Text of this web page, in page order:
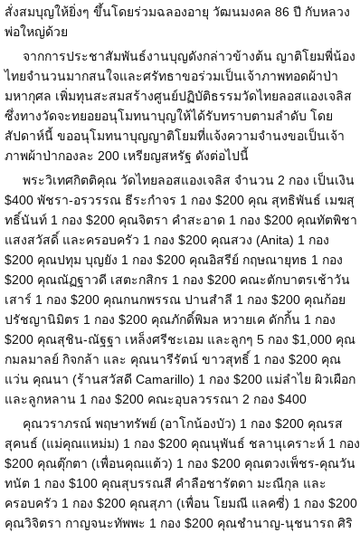
สั่งสมบุญให้ยิ่งๆ ขึ้นโดยร่วมฉลองอายุ วัฒนมงคล 86 ปี กับหลวง
พ่อใหญ่ด้วย
จากการประชาสัมพันธ์งานบุญดังกล่าวข้างต้น ญาติโยมพี่น้อง
ไทยจำนวนมากสนใจและศรัทธาขอร่วมเป็นเจ้าภาพทอดผ้าป่า
มหากุศล เพิ่มทุนสะสมสร้างศูนย์ปฏิบัติธรรมวัดไทยลอสแองเจลิส
ซึ่งทางวัดจะทยอยอนุโมทนาบุญให้ได้รับทราบตามลำดับ โดย
สัปดาห์นี้ ขออนุโมทนาบุญญาติโยมที่แจ้งความจำนงขอเป็นเจ้า
ภาพผ้าป่ากองละ 200 เหรียญสหรัฐ ดังต่อไปนี้
พระวิเทศกิตติคุณ วัดไทยลอสแองเจลิส จำนวน 2 กอง เป็นเงิน
$400 พัชรา-อรวรรณ ธีระกำจร 1 กอง $200 คุณ สุทธิพันธ์ เมฆสุ
ทธิ์นันท์ 1 กอง $200 คุณจิตรา คำสะอาด 1 กอง $200 คุณทัตพิชา
แสงสวัสดิ์ และครอบครัว 1 กอง $200 คุณสวง (Anita) 1 กอง
$200 คุณปทุม บุญยัง 1 กอง $200 คุณอิสรีย์ กฤษณายุทธ 1 กอง
$200 คุณณัฏฐาวดี เสตะกสิกร 1 กอง $200 คณะตักบาตรเช้าวัน
เสาร์ 1 กอง $200 คุณกนกพรรณ ปานสำลี 1 กอง $200 คุณก้อย
ปรัชญานิมิตร 1 กอง $200 คุณภักดิ์พิมล หวายเค ดักกิ้น 1 กอง
$200 คุณสุชิน-ณัฐฐา เหล็งศรีชะเอม และลูกๆ 5 กอง $1,000 คุณ
กมลมาลย์ กิจกล้า และ คุณนารีรัตน์ ขาวสุทธิ์ 1 กอง $200 คุณ
แว่น คุณนา (ร้านสวัสดี Camarillo) 1 กอง $200 แม่ลำไย ผิวเผือก
และลูกหลาน 1 กอง $200 คณะอุบลวรรณา 2 กอง $400
คุณวราภรณ์ พฤษาทรัพย์ (อาโกน้องบัว) 1 กอง $200 คุณรส
สุคนธ์ (แม่คุณแหม่ม) 1 กอง $200 คุณนุพันธ์ ชลานุเคราะห์ 1 กอง
$200 คุณตุ๊กตา (เพื่อนคุณแต้ว) 1 กอง $200 คุณตวงเพ็ชร-คุณวัน
ทนัต 1 กอง $100 คุณสุบรรณสี คำลือชารัตดา มะณีกุล และ
ครอบครัว 1 กอง $200 คุณสุภา (เพื่อน โยมณี แลคซี่) 1 กอง $200
คุณวิจิตรา กาญจนะทัพพะ 1 กอง $200 คุณชำนาญ-นุชนารถ ศิริ